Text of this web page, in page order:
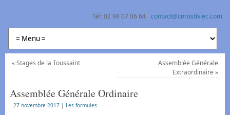
Tél: 02 98 07 06 64 contact@cnrostiviec.com
Centre Nautique Rostiviec Loperhet
Naviguer à la voile et en kayak en rade de Brest
«Stages de la Toussaint
Assemblée Générale
Extraordinaire»
Assemblée Générale Ordinaire
27 novembre 2017 | Les formules